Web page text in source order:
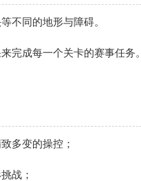
不同的地形与障碍。
完成每一个关卡的赛事任务。
多变的操控；
战；